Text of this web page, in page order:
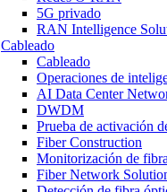
5G privado
RAN Intelligence
Cableado
Cableado
Operaciones de
AI Data Center
DWDM
Prueba de activación
Fiber Construction
Monitorización de fibra
Fiber Network